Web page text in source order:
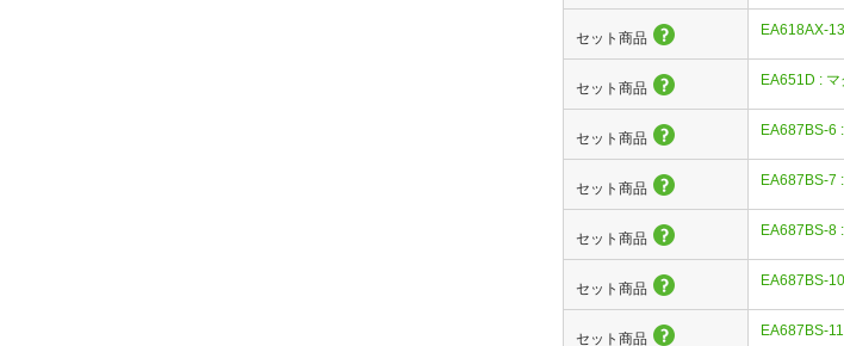
セット商品 EA618AX-
セット商品 EA651D : マ
セット商品 EA687BS-6
セット商品 EA687BS-7
セット商品 EA687BS-8
セット商品 EA687BS-
セット商品 EA687BS-